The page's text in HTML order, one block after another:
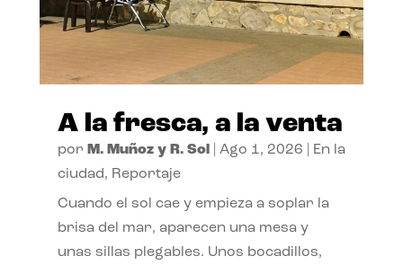
A la fresca, a la venta
por M. Muñoz y R. Sol| Ago 1, 2026
En la
ciudad, Reportaje
Cuando el sol cae y empieza a soplar la
brisa del mar, aparecen una mesa y
unas sillas plegables. Unos bocadillos,